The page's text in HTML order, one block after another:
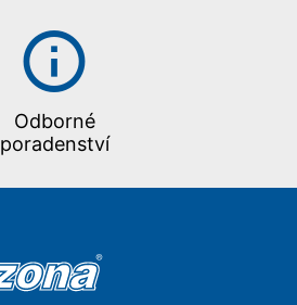
Odborné
poradenství